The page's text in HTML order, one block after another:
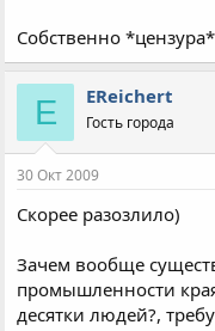
Собственно
E EReichert
Гость города
30 Окт 2009
Скорее разозлило)
Зачем вообще
промышленности
десятки людей?,